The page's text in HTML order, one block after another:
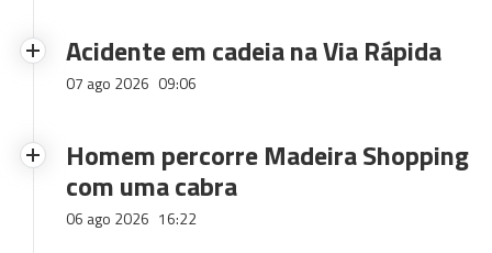
Acidente em cadeia na Via Rápida
07 ago 2026 09:06
Homem percorre Madeira Shopping
com uma cabra
06 ago 2026 16:22